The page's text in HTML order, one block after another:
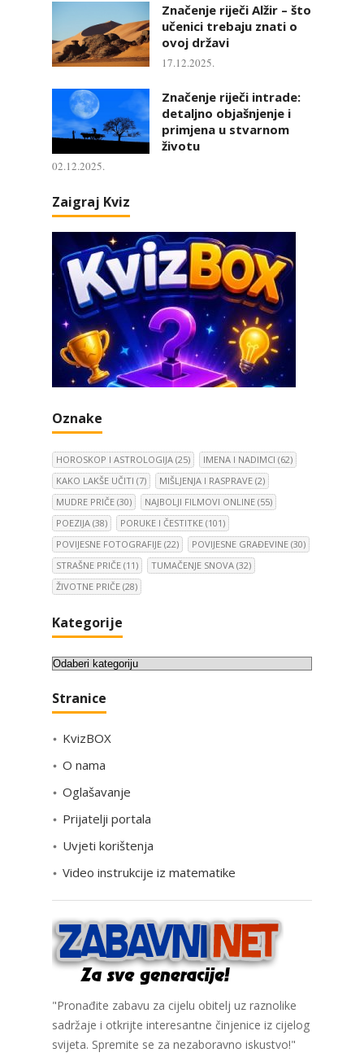
Značenje riječi Alžir – što
učenici trebaju znati o
ovoj državi
17.12.2025.
Značenje riječi intrade:
detaljno objašnjenje i
primjena u stvarnom
životu
02.12.2025.
Zaigraj Kviz
Oznake
HOROSKOP I ASTROLOGIJA (25) IMENA I NADIMCI (62)
KAKO LAKŠE UČITI (7) MIŠLJENJA I RASPRAVE (2)
MUDRE PRIČE (30) NAJBOLJI FILMOVI ONLINE (55)
POEZIJA (38) PORUKE I ČESTITKE (101)
POVIJESNE FOTOGRAFIJE (22) POVIJESNE GRAĐEVINE (30)
STRAŠNE PRIČE (11) TUMAČENJE SNOVA (32)
ŽIVOTNE PRIČE (28)
Kategorije
K
t
g
i
j
Stranice
KvizBOX
O nama
Oglašavanje
Prijatelji portala
Uvjeti korištenja
Video instrukcije iz matematike
"Pronađite zabavu za cijelu obitelj uz raznolike
sadržaje i otkrijte interesantne činjenice iz cijelog
svijeta. Spremite se za nezaboravno iskustvo!"